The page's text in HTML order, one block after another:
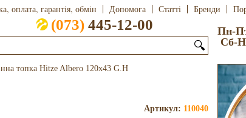
оплата, гарантія, обмін Допомога Статті Бренди
(073) 445-12-00
🔍
Пн-
Сб-
топка Hitze Albero 120x43 G.H
Артикул: 110040